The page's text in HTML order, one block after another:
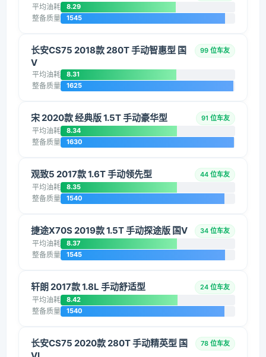
平均油耗 8.29
整备质量 1545
长安CS75 2018款 280T 手动智惠型 国
V
99 位车友
平均油耗 8.31
整备质量 1625
宋 2020款 经典版 1.5T 手动豪华型 91 位车友
平均油耗 8.34
整备质量 1630
观致5 2017款 1.6T 手动领先型 44 位车友
平均油耗 8.35
整备质量 1540
捷途X70S 2019款 1.5T 手动探途版 国V 34 位车友
平均油耗 8.37
整备质量 1545
轩朗 2017款 1.8L 手动舒适型 24 位车友
平均油耗 8.42
整备质量 1540
长安CS75 2020款 280T 手动精英型 国
78 位车友